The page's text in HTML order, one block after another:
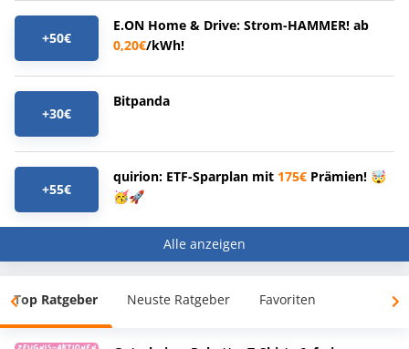
+50€
E.ON Home & Drive: Strom-HAMMER! ab
0,20€/kWh!
+30€
Bitpanda
+55€
quirion: ETF-Sparplan mit 175€ Prämien! 🤯
🥳🚀
Alle anzeigen
Top Ratgeber Neuste Ratgeber Favoriten